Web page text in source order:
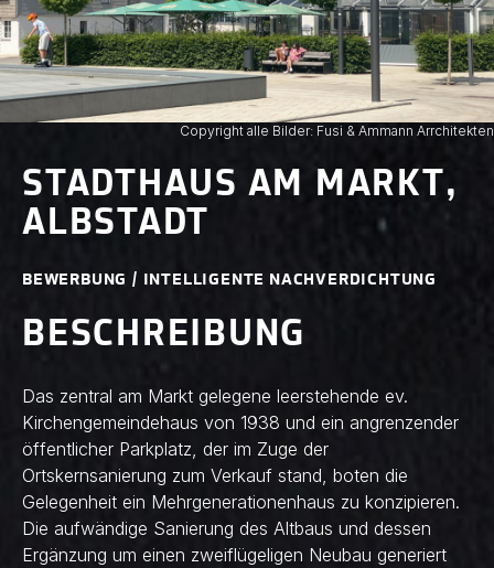
Copyright alle Bilder: Fusi & Ammann Arrchitekten
STADTHAUS AM MARKT,
ALBSTADT
BEWERBUNG / INTELLIGENTE NACHVERDICHTUNG
BESCHREIBUNG
Das zentral am Markt gelegene leerstehende ev.
Kirchengemeindehaus von 1938 und ein angrenzender
öffentlicher Parkplatz, der im Zuge der
Ortskernsanierung zum Verkauf stand, boten die
Gelegenheit ein Mehrgenerationenhaus zu konzipieren.
Die aufwändige Sanierung des Altbaus und dessen
Ergänzung um einen zweiflügeligen Neubau generiert